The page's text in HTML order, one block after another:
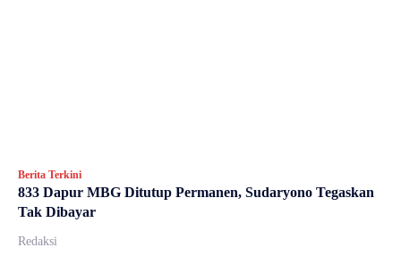
Berita Terkini
833 Dapur MBG Ditutup Permanen, Sudaryono Tegaskan
Tak Dibayar
Redaksi